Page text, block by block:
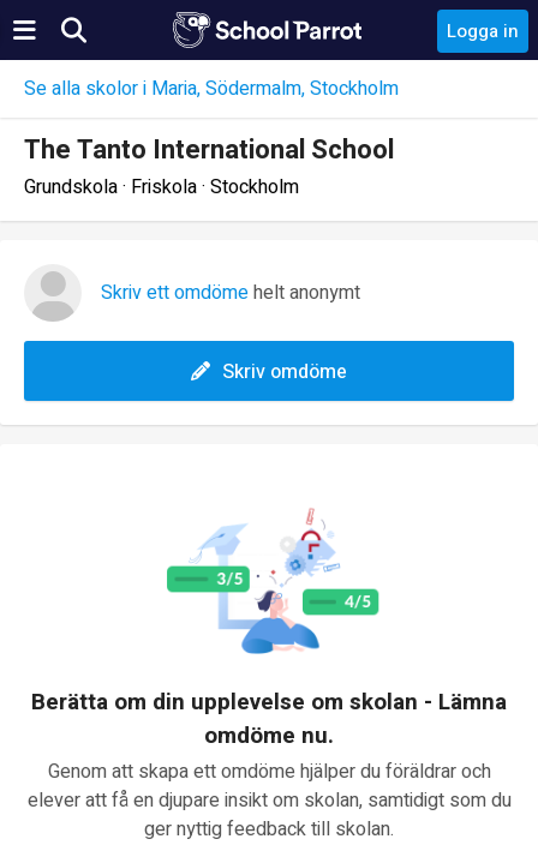
Logga in
Se alla skolor i Maria, Södermalm, Stockholm
The Tanto International School
Grundskola · Friskola · Stockholm
Skriv ett omdömehelt anonymt
Skriv omdöme
Berätta om din upplevelse om skolan - Lämna
omdöme nu.
Genom att skapa ett omdöme hjälper du föräldrar och
elever att få en djupare insikt om skolan, samtidigt som du
ger nyttig feedback till skolan.